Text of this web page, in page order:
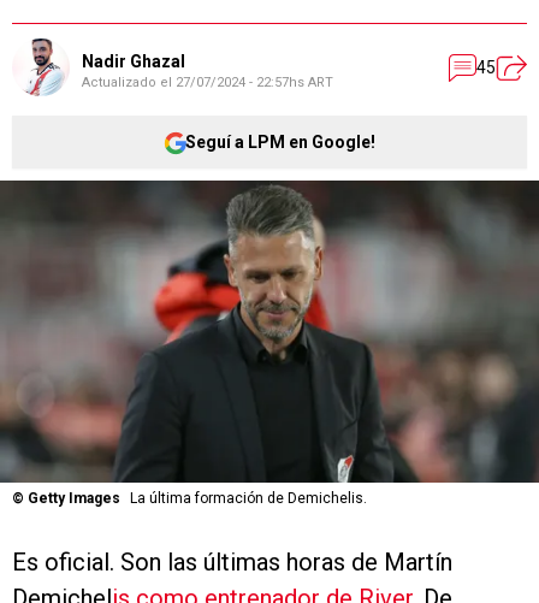
Nadir Ghazal
Actualizado el 27/07/2024 - 22:57hs ART
45
Seguí a LPM en Google!
© Getty Images La última formación de Demichelis.
Es oficial. Son las últimas horas de Martín